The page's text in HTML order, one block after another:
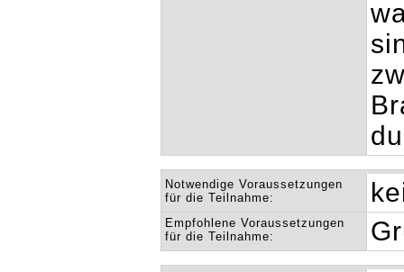
Notwendige Voraussetzungen
für die Teilnahme:
Empfohlene Voraussetzungen
für die Teilnahme: